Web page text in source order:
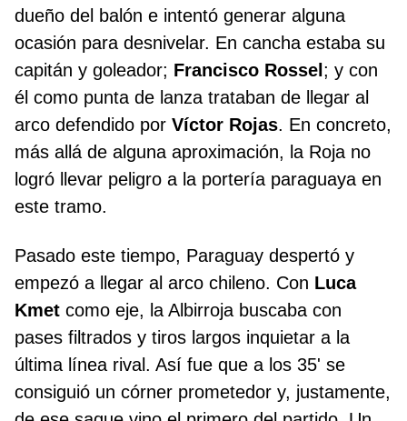
dueño del balón e intentó generar alguna
ocasión para desnivelar. En cancha estaba su
capitán y goleador; Francisco Rossel ; y con
él como punta de lanza trataban de llegar al
arco defendido por Víctor Rojas. En concreto,
más allá de alguna aproximación, la Roja no
logró llevar peligro a la portería paraguaya en
este tramo.
Pasado este tiempo, Paraguay despertó y
empezó a llegar al arco chileno. Con Luca
Kmet como eje, la Albirroja buscaba con
pases filtrados y tiros largos inquietar a la
última línea rival. Así fue que a los 35' se
consiguió un córner prometedor y, justamente,